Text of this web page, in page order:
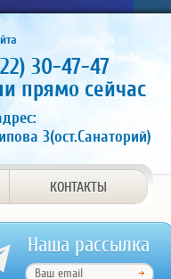
30-47-47
прямо сейчас
3(ост.Санаторий)
КОНТАКТЫ
Наша рассылка